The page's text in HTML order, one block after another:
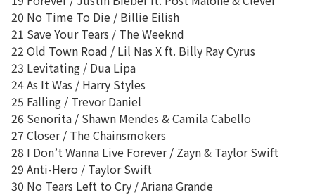
20 No Time To Die / Billie Eilish
21 Save Your Tears / The Weeknd
22 Old Town Road / Lil Nas X ft. Billy Ray Cyrus
23 Levitating / Dua Lipa
24 As It Was / Harry Styles
25 Falling / Trevor Daniel
26 Senorita / Shawn Mendes & Camila Cabello
27 Closer / The Chainsmokers
28 I Don’t Wanna Live Forever / Zayn & Taylor Swift
29 Anti-Hero / Taylor Swift
30 No Tears Left to Cry / Ariana Grande